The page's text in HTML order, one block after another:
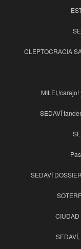
CLEPTOCRACIA
SEDAVÍ
SEDAVÍ
CIUDAD